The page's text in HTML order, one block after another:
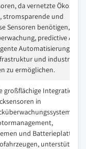
da vernetzte
stromsparende und
Sensoren benötigen, um
predictive
Automatisierung in
und
zu ermöglichen.
großflächige Integration
in
und
unterstützt die